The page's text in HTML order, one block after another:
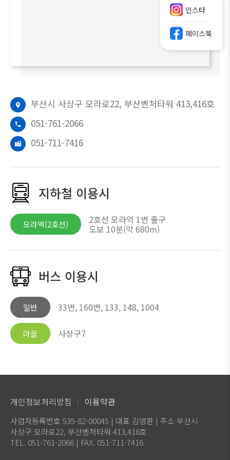
부산시 사상구 모라로22, 부산벤처타워 413,416호
051-761-2066
051-711-7416
지하철 이용시
모라역(2호선) 2호선 모라역 1번 출구
도보 10분(약 680m)
버스 이용시
일반 33번, 160번, 133, 148, 1004
마을 사상구7
인스타
페이스북
개인정보처리방침 이용약관
사업자등록번호 535-82-00045 | 대표 김영환 | 주소 부산시
사상구 모라로22, 부산벤처타워 413,416호
TEL. 051-761-2066 | FAX. 051-711-7416